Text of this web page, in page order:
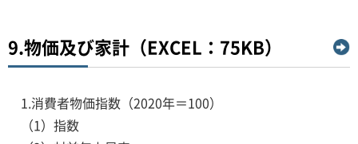
9.物価及び家計（EXCEL：75KB）
1.消費者物価指数（2020年＝100）
（1）指数